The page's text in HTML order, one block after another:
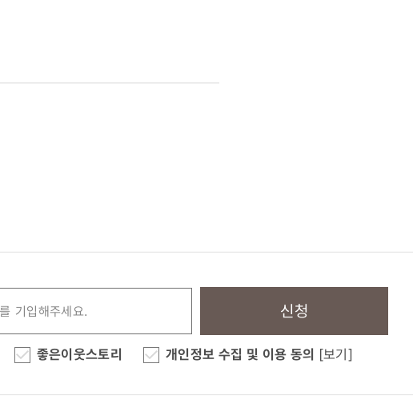
신청
좋은이웃스토리 개인정보 수집 및 이용 동의 [보기]